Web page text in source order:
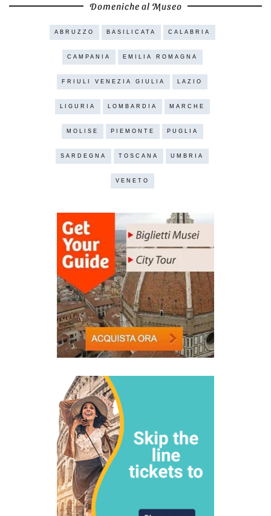
Domeniche al Museo
ABRUZZO BASILICATA CALABRIA
CAMPANIA EMILIA ROMAGNA
FRIULI VENEZIA GIULIA LAZIO
LIGURIA LOMBARDIA MARCHE
MOLISE PIEMONTE PUGLIA
SARDEGNA TOSCANA UMBRIA
VENETO